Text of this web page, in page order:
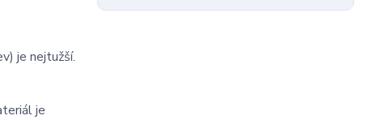
je nejtužší.
je